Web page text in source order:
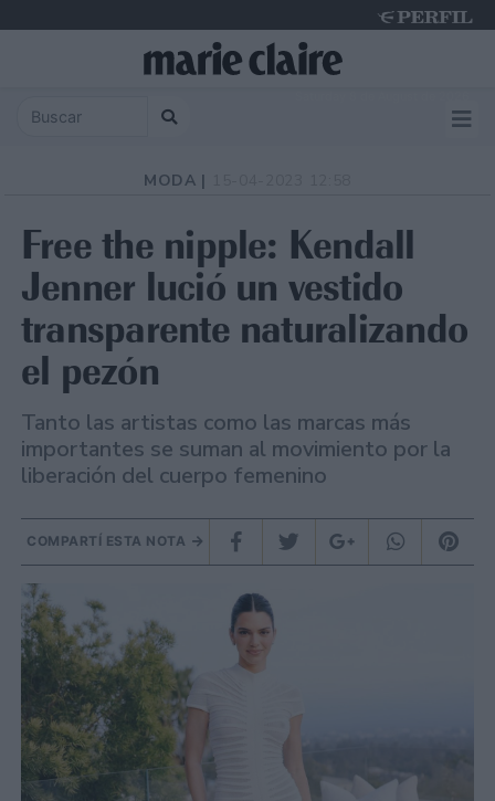
MODA |
Free the nipple: Kendall
Jenner lució un vestido
transparente naturalizando
el pezón
Tanto las artistas como las marcas más
importantes se suman al movimiento por la
liberación del cuerpo femenino
COMPARTÍ ESTA NOTA